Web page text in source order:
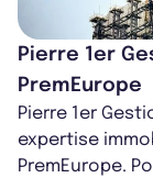
Pierre 1er
PremEurope
Pierre 1er
expertise
PremEurope.